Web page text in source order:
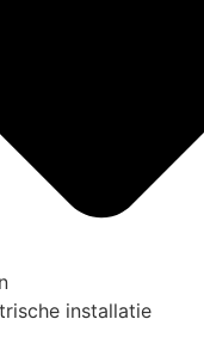
installatie